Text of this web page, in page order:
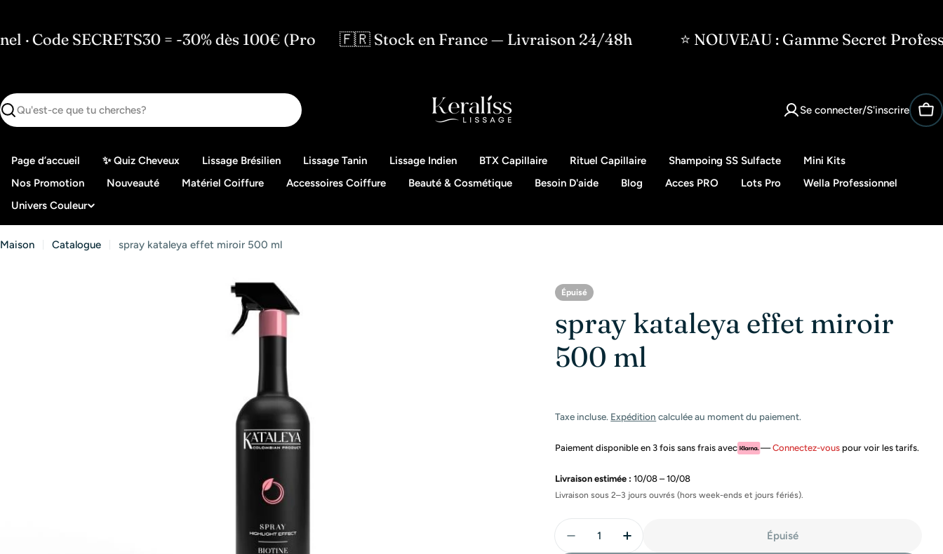
contenu
= -30% dès 100€ (Pro 🇫🇷 Stock en France — Livraison 24/48h ⭐ NOUVEAU : Gamme Secret Professionnel ·
Recherche
Se connecter/S'inscrire
Page d’accueil ✨ Quiz Cheveux Lissage Brésilien Lissage Tanin Lissage Indien BTX Capillaire Rituel Capillaire Shampoing SS Sulfacte
Mini Kits
Nos Promotion
Nouveauté Matériel Coiffure Accessoires Coiffure Beauté & Cosmétique Besoin D'aide Blog Acces PRO Lots Pro
Wella Professionnel
Univers Couleur
Maison Catalogue spray kataleya effet miroir 500 ml
Épuisé
spray kataleya effet miroir
500 ml
Taxe incluse. Expédition calculée au moment du paiement.
Paiement disponible en 3 fois sans frais avec —Connectez-vouspour voir les tarifs.
Livraison estimée : 10/08 – 10/08
Livraison sous 2–3 jours ouvrés (hors week-ends et jours fériés).
Diminuer La Quantité Pour Spray Kataleya Effet Miroir 500 Ml
Augmenter La Quantité Pour Spray Kataleya Effet
Épuisé